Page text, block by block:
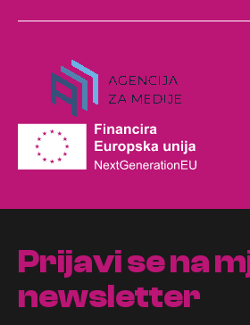
Prijavi se na
newsletter